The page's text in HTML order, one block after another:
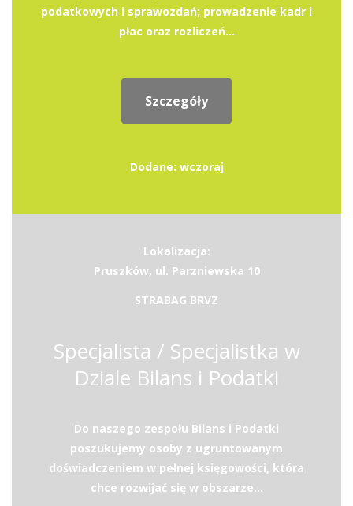
podatkowych i sprawozdań; prowadzenie kadr i
płac oraz rozliczeń...
Szczegóły
Dodane: wczoraj
Lokalizacja:
Pruszków, ul. Parzniewska 10
STRABAG BRVZ
Specjalista / Specjalistka w
Dziale Bilans i Podatki
Do naszego zespołu Bilans i Podatki
poszukujemy osoby z ugruntowanym
doświadczeniem w pełnej księgowości, która
chce rozwijać się w obszarze...